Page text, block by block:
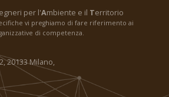
per l'Ambiente e il Territorio
vi preghiamo di fare riferimento ai
di competenza.
20133 Milano,